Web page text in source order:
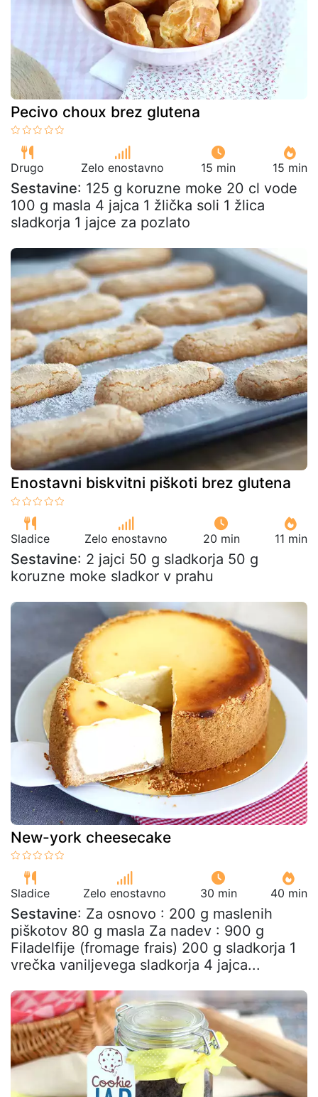
Pecivo choux brez glutena
Drugo Zelo enostavno 15 min 15 min
Sestavine: 125 g koruzne moke 20 cl vode
100 g masla 4 jajca 1 žlička soli 1 žlica
sladkorja 1 jajce za pozlato
Enostavni biskvitni piškoti brez glutena
Sladice Zelo enostavno 20 min 11 min
Sestavine: 2 jajci 50 g sladkorja 50 g
koruzne moke sladkor v prahu
New-york cheesecake
Sladice Zelo enostavno 30 min 40 min
Sestavine: Za osnovo : 200 g maslenih
piškotov 80 g masla Za nadev : 900 g
Filadelfije (fromage frais) 200 g sladkorja 1
vrečka vaniljevega sladkorja 4 jajca...